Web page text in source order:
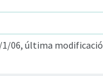
1/06, última